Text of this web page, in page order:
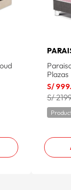
Plazas
S/ 999.
S/